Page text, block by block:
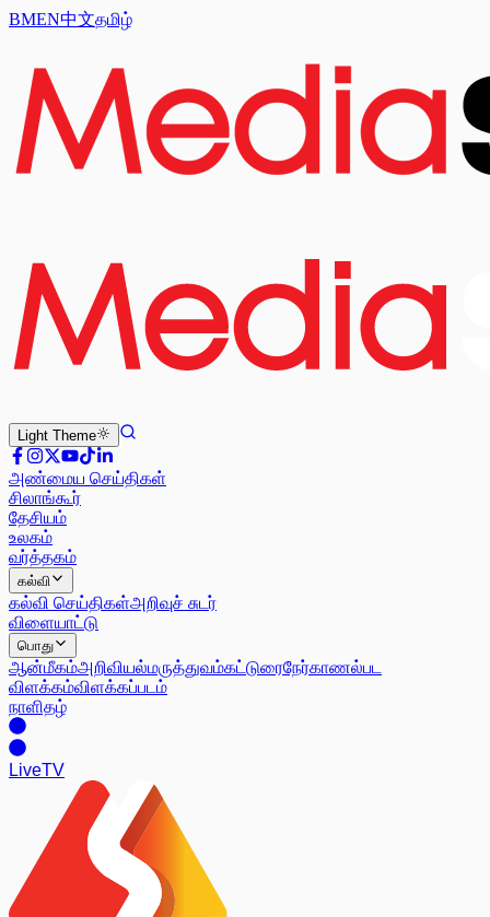
BMEN中文தமிழ்
Light Theme
அண்மைய செய்திகள்
சிலாங்கூர்
தேசியம்
உலகம்
வர்த்தகம்
கல்வி
கல்வி செய்திகள்அறிவுச் சுடர்
விளையாட்டு
பொது
ஆன்மீகம்அறிவியல்மருத்துவம்கட்டுரைநேர்காணல்பட
விளக்கம்விளக்கப்படம்
நாளிதழ்
LiveTV